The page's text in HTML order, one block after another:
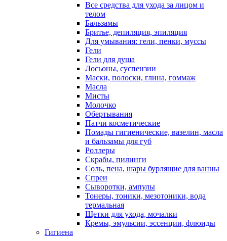
Все средства для ухода за лицом и
телом
Бальзамы
Бритье, депиляция, эпиляция
Для умывания: гели, пенки, муссы
Гели
Гели для душа
Лосьоны, суспензии
Маски, полоски, глина, гоммаж
Масла
Мисты
Молочко
Обертывания
Патчи косметические
Помады гигиенические, вазелин, масла
и бальзамы для губ
Роллеры
Скрабы, пилинги
Соль, пена, шары бурлящие для ванны
Спреи
Сыворотки, ампулы
Тонеры, тоники, мезотоники, вода
термальная
Щетки для ухода, мочалки
Кремы, эмульсии, эссенции, флюиды
Гигиена